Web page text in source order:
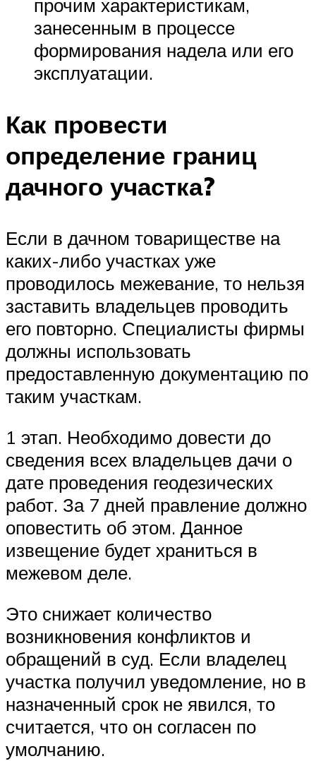
прочим характеристикам,
занесенным в процессе
формирования надела или его
эксплуатации.
Как провести
определение границ
дачного участка?
Если в дачном товариществе на
каких-либо участках уже
проводилось межевание, то нельзя
заставить владельцев проводить
его повторно. Специалисты фирмы
должны использовать
предоставленную документацию по
таким участкам.
1 этап. Необходимо довести до
сведения всех владельцев дачи о
дате проведения геодезических
работ. За 7 дней правление должно
оповестить об этом. Данное
извещение будет храниться в
межевом деле.
Это снижает количество
возникновения конфликтов и
обращений в суд. Если владелец
участка получил уведомление, но в
назначенный срок не явился, то
считается, что он согласен по
умолчанию.